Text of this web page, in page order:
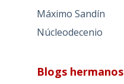
Máximo Sandín
Núcleodecenio
Blogs hermanos